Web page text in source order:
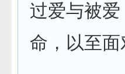
过爱与被
命，以至